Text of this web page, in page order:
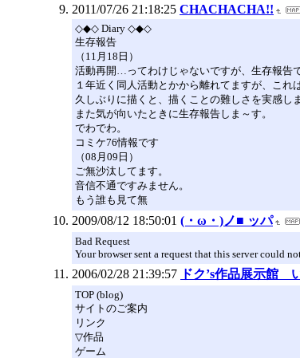
2011/07/26 21:18:25 CHACHACHA!!
◇◆◇ Diary ◇◆◇
生存報告
（11月18日）
活動再開…ってわけじゃないですが、生存報告で
１年近く同人活動とかから離れてますが、これ
久しぶりに描くと、描くことの難しさを実感し
また気が向いたときに生存報告しま～す。
でわでわ。
コミケ76情報です
（08月09日）
ご無沙汰してます。
音信不通ですみません。
もう誰も見て無
2009/08/12 18:50:01 (・ω・)ノ■ ッパ
Bad Request
Your browser sent a request that this server could
2006/02/28 21:39:57 ドク’s作品展示館
TOP (blog)
サイトのご案内
リンク
▽作品
ゲーム